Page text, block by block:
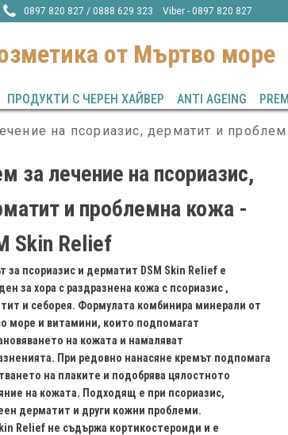
0897 820 827 / 0888 629 323 Viber - 0897 820 827
от Mъртво море
ПРОДУКТИ С ЧЕРЕН ХАЙВЕР ANTI AGEING
на псориазис, дерматит и
за лечение на псориазис,
и проблемна кожа -
Skin Relief
за псориазис и дерматит DSM Skin Relief е
за хора с раздразнена кожа с псориазис ,
и себорея. Формулата комбинира минерали от
море и витамини, които подпомагат
на кожата и намаляват
При редовно нанасяне кремът подпомага
на плаките и подобрява цялостното
на кожата. Подходящ е при псориазис,
дерматит и други кожни проблеми.
Relief не съдържа кортикостероиди и е